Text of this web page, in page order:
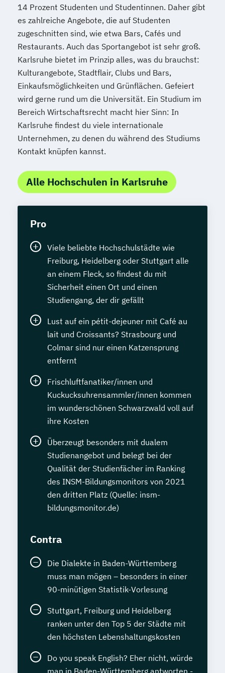
14 Prozent Studenten und Studentinnen. Daher gibt
es zahlreiche Angebote, die auf Studenten
zugeschnitten sind, wie etwa Bars, Cafés und
Restaurants. Auch das Sportangebot ist sehr groß.
Karlsruhe bietet im Prinzip alles, was du brauchst:
Kulturangebote, Stadtflair, Clubs und Bars,
Einkaufsmöglichkeiten und Grünflächen. Gefeiert
wird gerne rund um die Universität. Ein Studium im
Bereich Wirtschaftsrecht macht hier Sinn: In
Karlsruhe findest du viele internationale
Unternehmen, zu denen du während des Studiums
Kontakt knüpfen kannst.
Alle Hochschulen in Karlsruhe
Pro
Viele beliebte Hochschulstädte wie
Freiburg, Heidelberg oder Stuttgart alle
an einem Fleck, so findest du mit
Sicherheit einen Ort und einen
Studiengang, der dir gefällt
Lust auf ein pétit-dejeuner mit Café au
lait und Croissants? Strasbourg und
Colmar sind nur einen Katzensprung
entfernt
Frischluftfanatiker/innen und
Kuckucksuhrensammler/innen kommen
im wunderschönen Schwarzwald voll auf
ihre Kosten
Überzeugt besonders mit dualem
Studienangebot und belegt bei der
Qualität der Studienfächer im Ranking
des INSM-Bildungsmonitors von 2021
den dritten Platz (Quelle: insm-
bildungsmonitor.de)
Contra
Die Dialekte in Baden-Württemberg
muss man mögen – besonders in einer
90-minütigen Statistik-Vorlesung
Stuttgart, Freiburg und Heidelberg
ranken unter den Top 5 der Städte mit
den höchsten Lebenshaltungskosten
Do you speak English? Eher nicht, würde